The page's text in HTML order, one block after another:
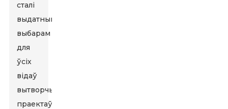
сталі
выдатным
выбарам
для
ўсіх
відаў
вытворчых
праектаў.